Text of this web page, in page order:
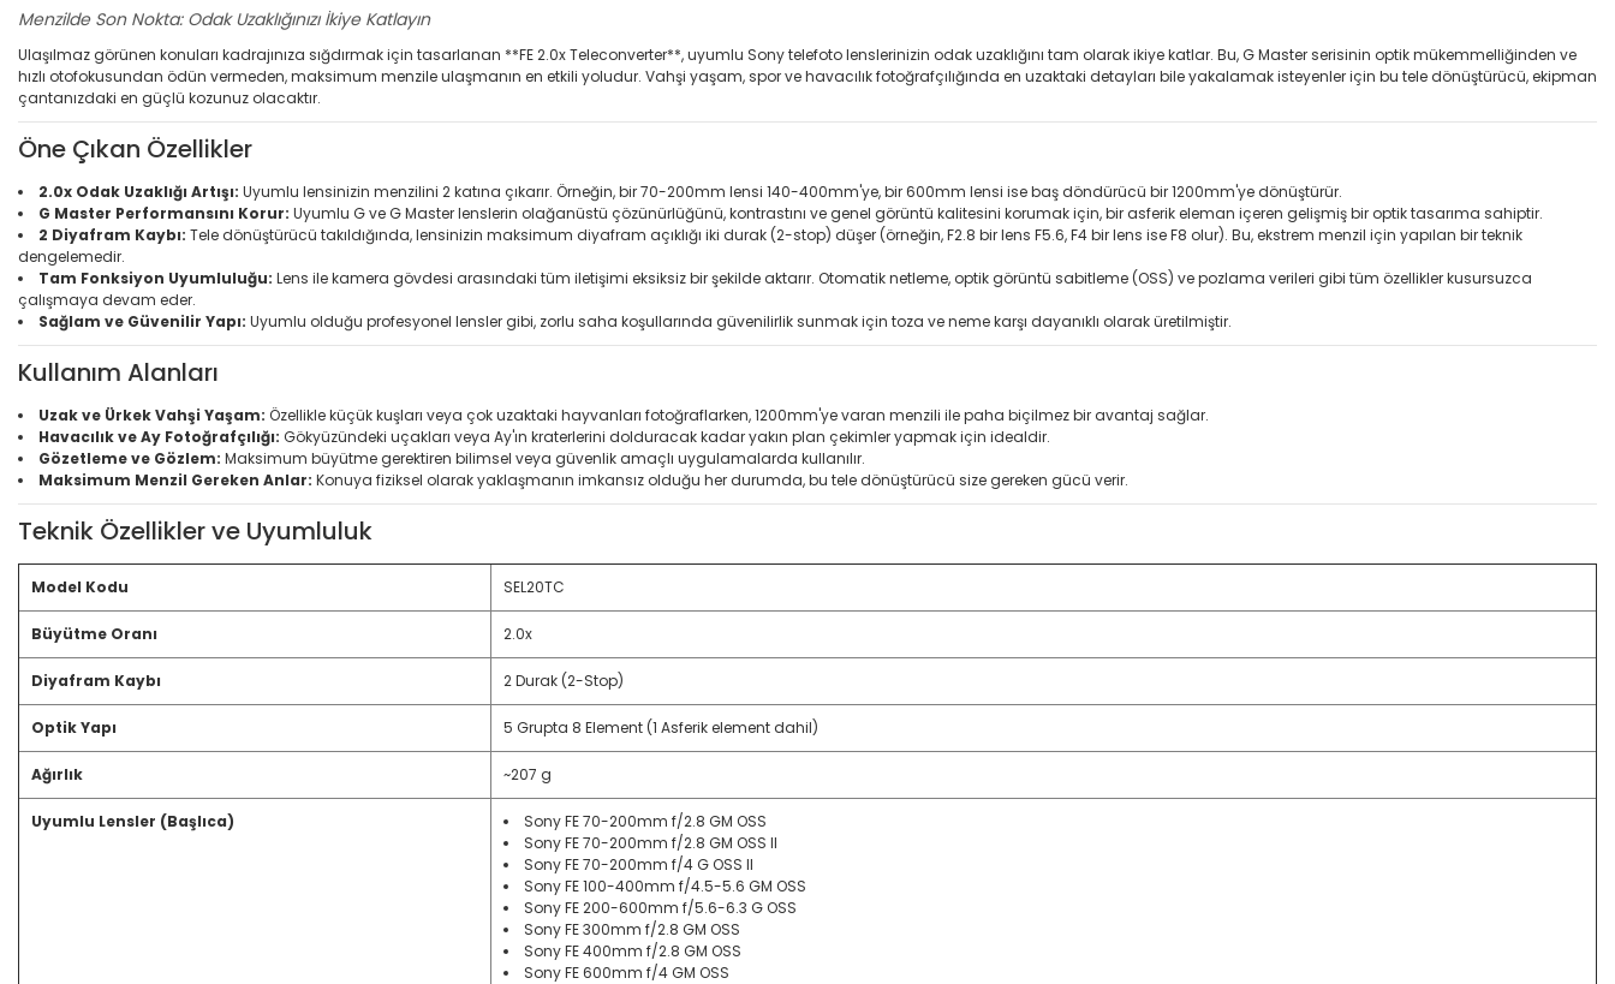
Menzilde Son Nokta: Odak Uzaklığınızı İkiye Katlayın
Ulaşılmaz görünen konuları kadrajınıza sığdırmak için tasarlanan **FE 2.0x Teleconverter**, uyumlu Sony telefoto lenslerinizin odak uzaklığını tam olarak ikiye katlar. Bu, G Master serisinin optik mükemmelliğinden ve
hızlı otofokusundan ödün vermeden, maksimum menzile ulaşmanın en etkili yoludur. Vahşi yaşam, spor ve havacılık fotoğrafçılığında en uzaktaki detayları bile yakalamak isteyenler için bu tele dönüştürücü, ekipman
çantanızdaki en güçlü kozunuz olacaktır.
Öne Çıkan Özellikler
2.0x Odak Uzaklığı Artışı: Uyumlu lensinizin menzilini 2 katına çıkarır. Örneğin, bir 70-200mm lensi 140-400mm'ye, bir 600mm lensi ise baş döndürücü bir 1200mm'ye dönüştürür.
G Master Performansını Korur: Uyumlu G ve G Master lenslerin olağanüstü çözünürlüğünü, kontrastını ve genel görüntü kalitesini korumak için, bir asferik eleman içeren gelişmiş bir optik tasarıma sahiptir.
2 Diyafram Kaybı: Tele dönüştürücü takıldığında, lensinizin maksimum diyafram açıklığı iki durak (2-stop) düşer (örneğin, F2.8 bir lens F5.6, F4 bir lens ise F8 olur). Bu, ekstrem menzil için yapılan bir teknik
dengelemedir.
Tam Fonksiyon Uyumluluğu: Lens ile kamera gövdesi arasındaki tüm iletişimi eksiksiz bir şekilde aktarır. Otomatik netleme, optik görüntü sabitleme (OSS) ve pozlama verileri gibi tüm özellikler kusursuzca
çalışmaya devam eder.
Sağlam ve Güvenilir Yapı: Uyumlu olduğu profesyonel lensler gibi, zorlu saha koşullarında güvenilirlik sunmak için toza ve neme karşı dayanıklı olarak üretilmiştir.
Kullanım Alanları
Uzak ve Ürkek Vahşi Yaşam: Özellikle küçük kuşları veya çok uzaktaki hayvanları fotoğraflarken, 1200mm'ye varan menzili ile paha biçilmez bir avantaj sağlar.
Havacılık ve Ay Fotoğrafçılığı: Gökyüzündeki uçakları veya Ay'ın kraterlerini dolduracak kadar yakın plan çekimler yapmak için idealdir.
Gözetleme ve Gözlem: Maksimum büyütme gerektiren bilimsel veya güvenlik amaçlı uygulamalarda kullanılır.
Maksimum Menzil Gereken Anlar: Konuya fiziksel olarak yaklaşmanın imkansız olduğu her durumda, bu tele dönüştürücü size gereken gücü verir.
Teknik Özellikler ve Uyumluluk
Model Kodu SEL20TC
Büyütme Oranı 2.0x
Diyafram Kaybı 2 Durak (2-Stop)
Optik Yapı 5 Grupta 8 Element (1 Asferik element dahil)
Ağırlık ~207 g
Uyumlu Lensler (Başlıca)
Sony FE 70-200mm f/2.8 GM OSS
Sony FE 70-200mm f/2.8 GM OSS II
Sony FE 70-200mm f/4 G OSS II
Sony FE 100-400mm f/4.5-5.6 GM OSS
Sony FE 200-600mm f/5.6-6.3 G OSS
Sony FE 300mm f/2.8 GM OSS
Sony FE 400mm f/2.8 GM OSS
Sony FE 600mm f/4 GM OSS